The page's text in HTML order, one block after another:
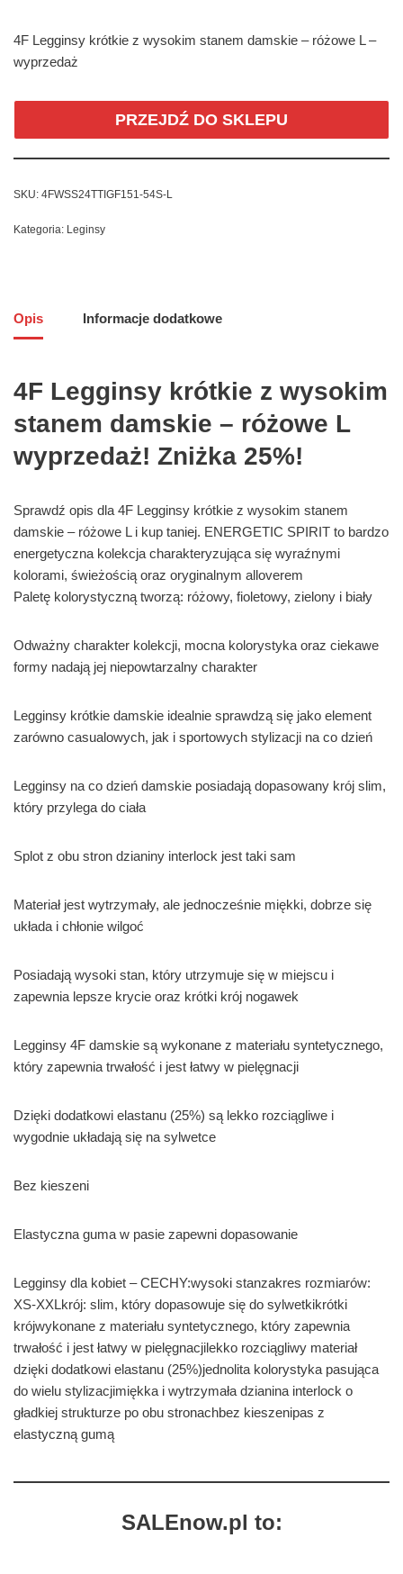
4F Legginsy krótkie z wysokim stanem damskie – różowe L –
wyprzedaż
PRZEJDŹ DO SKLEPU
SKU: 4FWSS24TTIGF151-54S-L
Kategoria: Leginsy
Opis Informacje dodatkowe
4F Legginsy krótkie z wysokim
stanem damskie – różowe L
wyprzedaż! Zniżka 25%!
Sprawdź opis dla 4F Legginsy krótkie z wysokim stanem
damskie – różowe L i kup taniej. ENERGETIC SPIRIT to bardzo
energetyczna kolekcja charakteryzująca się wyraźnymi
kolorami, świeżością oraz oryginalnym alloverem
Paletę kolorystyczną tworzą: różowy, fioletowy, zielony i biały
Odważny charakter kolekcji, mocna kolorystyka oraz ciekawe
formy nadają jej niepowtarzalny charakter
Legginsy krótkie damskie idealnie sprawdzą się jako element
zarówno casualowych, jak i sportowych stylizacji na co dzień
Legginsy na co dzień damskie posiadają dopasowany krój slim,
który przylega do ciała
Splot z obu stron dzianiny interlock jest taki sam
Materiał jest wytrzymały, ale jednocześnie miękki, dobrze się
układa i chłonie wilgoć
Posiadają wysoki stan, który utrzymuje się w miejscu i
zapewnia lepsze krycie oraz krótki krój nogawek
Legginsy 4F damskie są wykonane z materiału syntetycznego,
który zapewnia trwałość i jest łatwy w pielęgnacji
Dzięki dodatkowi elastanu (25%) są lekko rozciągliwe i
wygodnie układają się na sylwetce
Bez kieszeni
Elastyczna guma w pasie zapewni dopasowanie
Legginsy dla kobiet – CECHY:wysoki stanzakres rozmiarów:
XS-XXLkrój: slim, który dopasowuje się do sylwetkikrótki
krójwykonane z materiału syntetycznego, który zapewnia
trwałość i jest łatwy w pielęgnacjilekko rozciągliwy materiał
dzięki dodatkowi elastanu (25%)jednolita kolorystyka pasująca
do wielu stylizacjimiękka i wytrzymała dzianina interlock o
gładkiej strukturze po obu stronachbez kieszenipas z
elastyczną gumą
SALEnow.pl to: